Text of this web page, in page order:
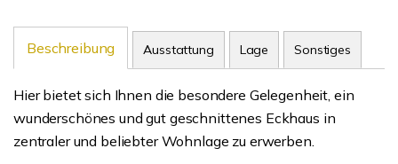
Beschreibung Ausstattung Lage Sonstiges
Hier bietet sich Ihnen die besondere Gelegenheit, ein
wunderschönes und gut geschnittenes Eckhaus in
zentraler und beliebter Wohnlage zu erwerben.